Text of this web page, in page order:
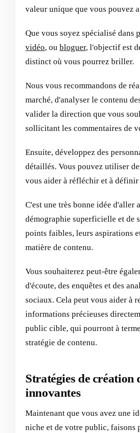
valeur unique que vous pouvez
Que vous soyez spécialisé dans
vidéo, ou bloguer, l'objectif est
distinct où vous pourrez briller.
Nous vous recommandons de
marché, d'analyser le contenu
valider la direction que vous
sollicitant les commentaires de
Ensuite, développez des
détaillés. Vous pouvez utiliser
vous aider à réfléchir et à
C'est une très bonne idée d'aller
démographie superficielle et de
points faibles, leurs aspirations
matière de contenu.
Vous souhaiterez peut-être
d'écoute, des enquêtes et des
sociaux. Cela peut vous aider à
informations précieuses
public cible, qui pourront à
stratégie de contenu.
Stratégies de création
innovantes
Maintenant que vous avez une
niche et de votre public, faisons